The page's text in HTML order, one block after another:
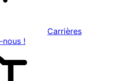
Carrières
nous !